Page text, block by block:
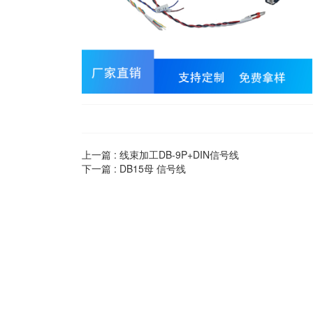
上一篇 : 线束加工DB-9P+DIN信号线
下一篇 : DB15母 信号线